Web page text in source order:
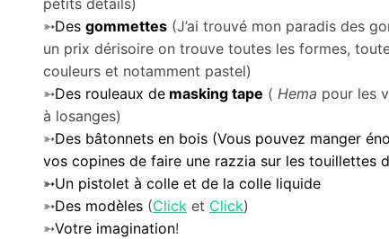
petits détails)
➳Des gommettes (J’ai trouvé mon paradis des
un prix dérisoire on trouve toutes les formes,
couleurs et notamment pastel)
➳Des rouleaux de masking tape ( Hema pour les
à losanges)
➳Des bâtonnets en bois (Vous pouvez manger
vos copines de faire une razzia sur les touillettes
➳Un pistolet à colle et de la colle liquide
➳Des modèles (Click et Click)
➳Votre imagination!